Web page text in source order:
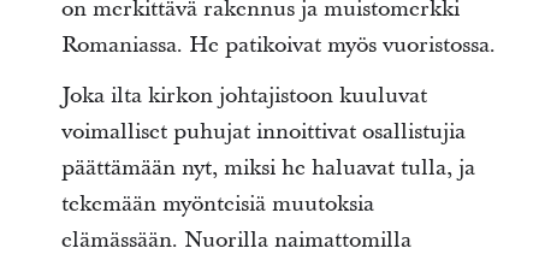
on merkittävä rakennus ja muistomerkki
Romaniassa. He patikoivat myös vuoristossa.
Joka ilta kirkon johtajistoon kuuluvat
voimalliset puhujat innoittivat osallistujia
päättämään nyt, miksi he haluavat tulla, ja
tekemään myönteisiä muutoksia
elämässään. Nuorilla naimattomilla